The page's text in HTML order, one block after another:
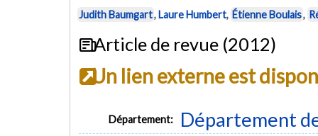
Judith Baumgart,Laure Humbert, Étienne Boulais,
Article de revue (2012)
Un lien externe est
Département: Département